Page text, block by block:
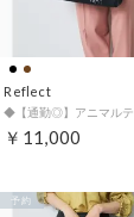
Reflect
￥11,000
予約